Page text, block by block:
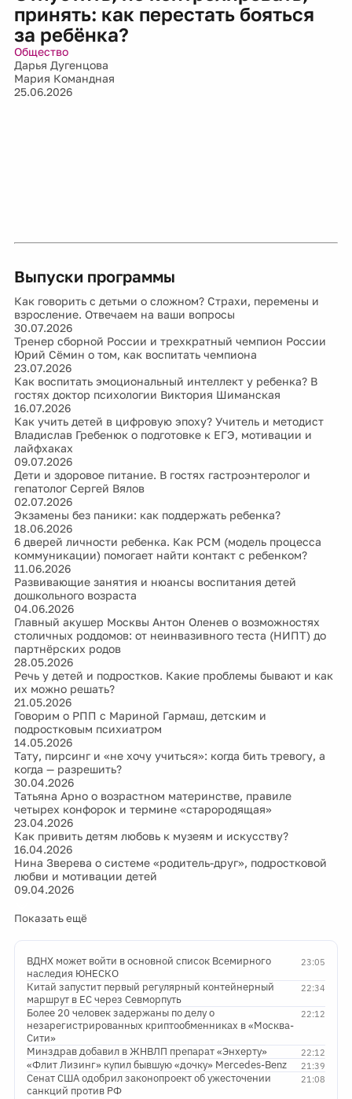
принять: как перестать бояться
за ребёнка?
Общество
Дарья Дугенцова
Мария Командная
25.06.2026
Выпуски программы
Как говорить с детьми о сложном? Страхи, перемены и
взросление. Отвечаем на ваши вопросы
30.07.2026
Тренер сборной России и трехкратный чемпион России
Юрий Сёмин о том, как воспитать чемпиона
23.07.2026
Как воспитать эмоциональный интеллект у ребенка? В
гостях доктор психологии Виктория Шиманская
16.07.2026
Как учить детей в цифровую эпоху? Учитель и методист
Владислав Гребенюк о подготовке к ЕГЭ, мотивации и
лайфхаках
09.07.2026
Дети и здоровое питание. В гостях гастроэнтеролог и
гепатолог Сергей Вялов
02.07.2026
Экзамены без паники: как поддержать ребенка?
18.06.2026
6 дверей личности ребенка. Как PCM (модель процесса
коммуникации) помогает найти контакт с ребенком?
11.06.2026
Развивающие занятия и нюансы воспитания детей
дошкольного возраста
04.06.2026
Главный акушер Москвы Антон Оленев о возможностях
столичных роддомов: от неинвазивного теста (НИПТ) до
партнёрских родов
28.05.2026
Речь у детей и подростков. Какие проблемы бывают и как
их можно решать?
21.05.2026
Говорим о РПП с Мариной Гармаш, детским и
подростковым психиатром
14.05.2026
Тату, пирсинг и «не хочу учиться»: когда бить тревогу, а
когда — разрешить?
30.04.2026
Татьяна Арно о возрастном материнстве, правиле
четырех конфорок и термине «старородящая»
23.04.2026
Как привить детям любовь к музеям и искусству?
16.04.2026
Нина Зверева о системе «родитель-друг», подростковой
любви и мотивации детей
09.04.2026
Показать ещё
23:05
ВДНХ может войти в основной список Всемирного
наследия ЮНЕСКО
22:34
Китай запустит первый регулярный контейнерный
маршрут в ЕС через Севморпуть
22:12
Более 20 человек задержаны по делу о
незарегистрированных криптообменниках в «Москва-
Сити»
22:12
Минздрав добавил в ЖНВЛП препарат «Энхерту»
21:39
«Флит Лизинг» купил бывшую «дочку» Mercedes-Benz
21:08
Сенат США одобрил законопроект об ужесточении
санкций против РФ